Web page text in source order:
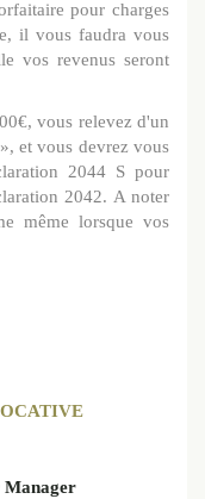
pour charges
il vous faudra vous
vos revenus seront
vous relevez d'un
et vous devrez vous
2044 S pour
2042. A noter
même lorsque vos
Manager